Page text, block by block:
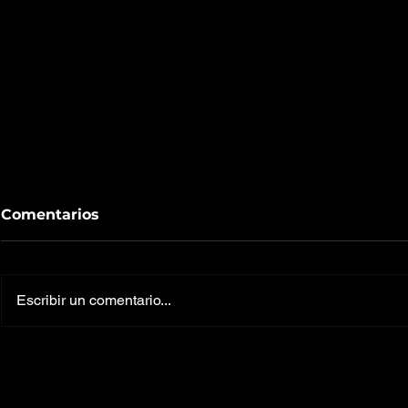
Comentarios
Escribir un comentario...